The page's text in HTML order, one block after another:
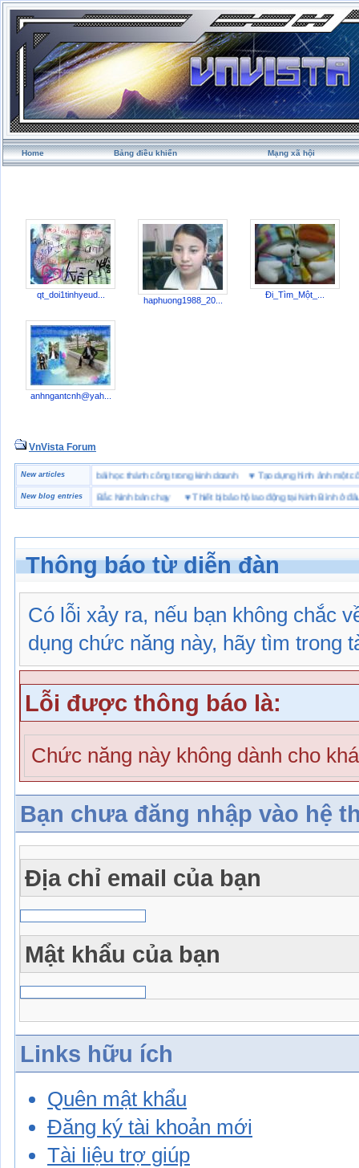
Home Bảng điều khiển Mạng xã hội
qt_doi1tinhyeud...
haphuong1988_20...
Đi_Tìm_Một_...
anhngantcnh@yah...
VnVista Forum
New articles
biệt” của Microsoft ♥4 bài học thành công trong kinh doanh ♥Tạo dựng hình ảnh
New blog entries
giày bảo hộ tại Bắc Ninh bán chạy♥ Thiết bị bảo hộ lao động tại Ninh Bình ở đâu
Thông báo từ diễn đàn
Có lỗi xảy ra, nếu bạn không chắc
dụng chức năng này, hãy tìm trong
Lỗi được thông báo là:
Chức năng này không dành cho
Bạn chưa đăng nhập vào hệ
Địa chỉ email của bạn
Mật khẩu của bạn
Links hữu ích
Quên mật khẩu
Đăng ký tài khoản mới
Tài liệu trợ giúp